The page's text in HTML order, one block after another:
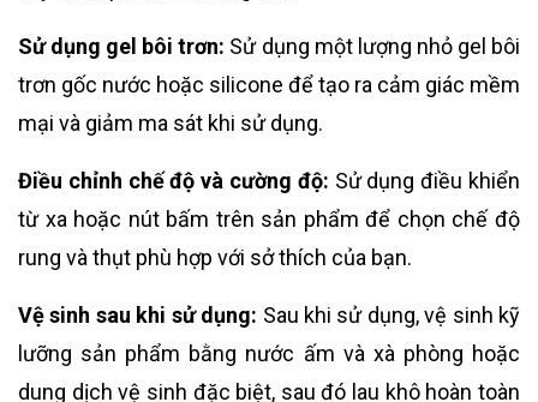
Sử dụng gel bôi trơn: Sử dụng một lượng nhỏ gel bôi
trơn gốc nước hoặc silicone để tạo ra cảm giác mềm
mại và giảm ma sát khi sử dụng.
Điều chỉnh chế độ và cường độ: Sử dụng điều khiển
từ xa hoặc nút bấm trên sản phẩm để chọn chế độ
rung và thụt phù hợp với sở thích của bạn.
Vệ sinh sau khi sử dụng: Sau khi sử dụng, vệ sinh kỹ
lưỡng sản phẩm bằng nước ấm và xà phòng hoặc
dung dịch vệ sinh đặc biệt, sau đó lau khô hoàn toàn